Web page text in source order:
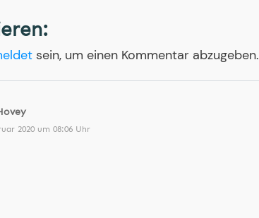
sein, um einen Kommentar abzugeben.
2020 um 08:06 Uhr